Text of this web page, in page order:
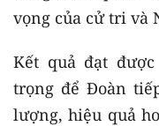
vọng của cử tri và
Kết quả đạt
trọng để Đoàn
lượng, hiệu quả